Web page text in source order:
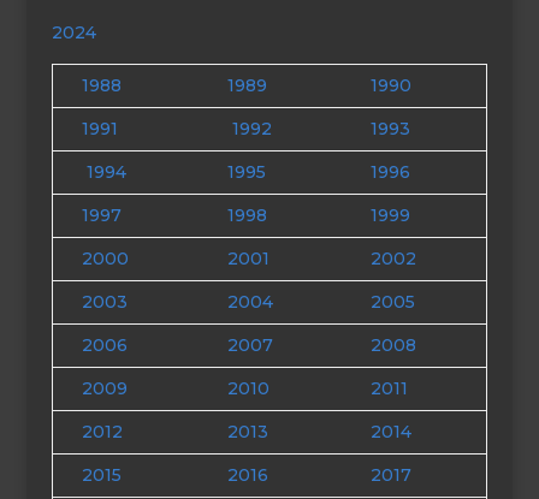
2024
1988 1989
1990
1991
1992
1993
1994
1995
1996
1997
1998
1999
2000
2001
2002
2003
2004
2005
2006
2007
2008
2009
2010
2011
2012
2013
2014
2015
2016 2017